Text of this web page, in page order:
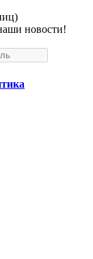
новости!